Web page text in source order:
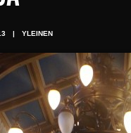
| YLEINEN